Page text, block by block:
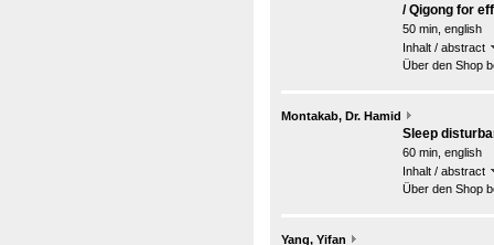
/ Qigong for
50 min, english
Inhalt / abstract
Über den Shop
Montakab, Dr. Hamid
Sleep
60 min, english
Inhalt / abstract
Über den Shop
Yang, Yifan